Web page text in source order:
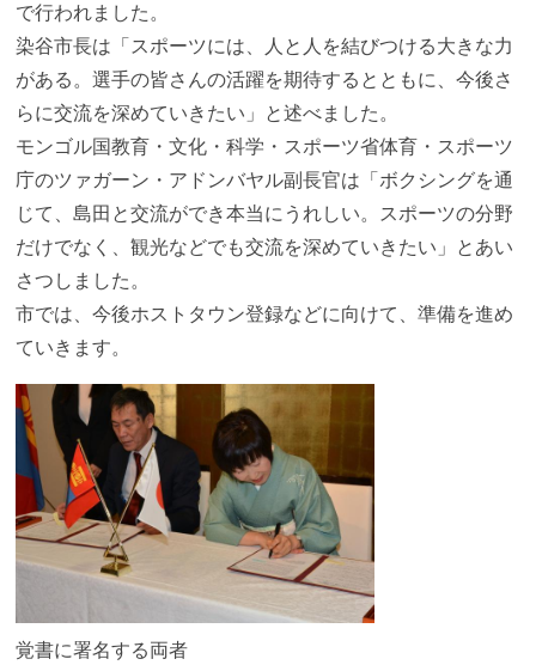
で行われました。
染谷市長は「スポーツには、人と人を結びつける大きな力
がある。選手の皆さんの活躍を期待するとともに、今後さ
らに交流を深めていきたい」と述べました。
モンゴル国教育・文化・科学・スポーツ省体育・スポーツ
庁のツァガーン・アドンバヤル副長官は「ボクシングを通
じて、島田と交流ができ本当にうれしい。スポーツの分野
だけでなく、観光などでも交流を深めていきたい」とあい
さつしました。
市では、今後ホストタウン登録などに向けて、準備を進め
ていきます。
覚書に署名する両者